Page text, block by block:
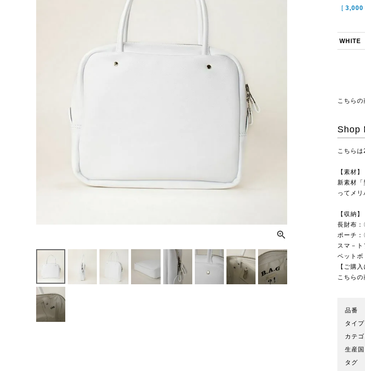
[ 3,000
WHITE
こちらの
Shop
こちら
【素材】
新素材「
ってメリ
【収納】
長財布：
ポーチ：
スマ－
ペット
【ご購
こちら
品番
タイプ
カテゴ
生産国
タグ